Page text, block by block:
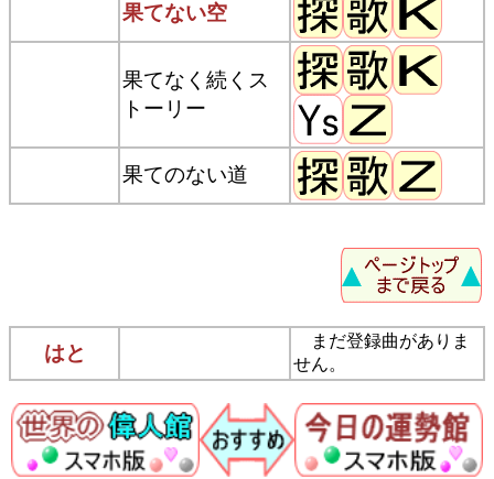
果てない空
果てなく続くス
トーリー
果てのない道
はと
まだ登録曲がありま
せん。